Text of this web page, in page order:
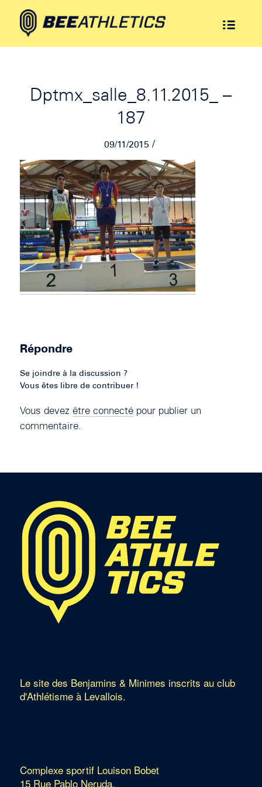
Dptmx_salle_8.11.2015_ –
187
09/11/2015 /
Répondre
Se joindre à la discussion ?
Vous êtes libre de contribuer !
Vous devez être connectépour publier un
commentaire.
Le site des Benjamins & Minimes inscrits au club
d'Athlétisme à Levallois.
Complexe sportif Louison Bobet
15 Rue Pablo Neruda,